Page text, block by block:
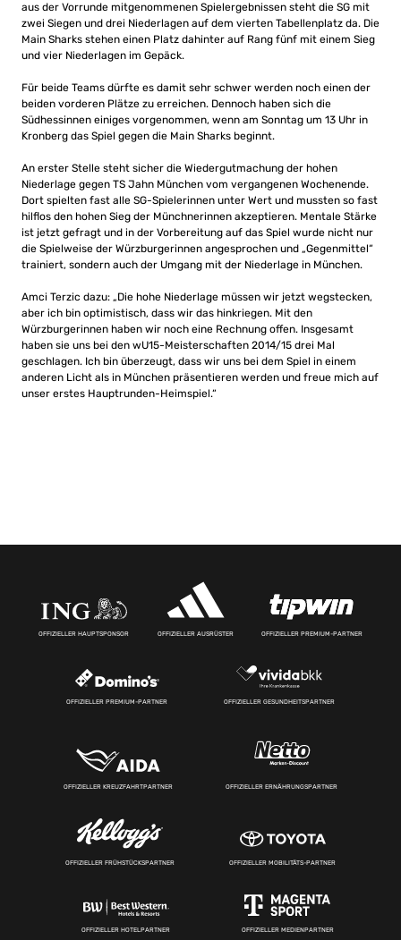
aus der Vorrunde mitgenommenen Spielergebnissen steht die SG mit
zwei Siegen und drei Niederlagen auf dem vierten Tabellenplatz da. Die
Main Sharks stehen einen Platz dahinter auf Rang fünf mit einem Sieg
und vier Niederlagen im Gepäck.
Für beide Teams dürfte es damit sehr schwer werden noch einen der
beiden vorderen Plätze zu erreichen. Dennoch haben sich die
Südhessinnen einiges vorgenommen, wenn am Sonntag um 13 Uhr in
Kronberg das Spiel gegen die Main Sharks beginnt.
An erster Stelle steht sicher die Wiedergutmachung der hohen
Niederlage gegen TS Jahn München vom vergangenen Wochenende.
Dort spielten fast alle SG-Spielerinnen unter Wert und mussten so fast
hilflos den hohen Sieg der Münchnerinnen akzeptieren. Mentale Stärke
ist jetzt gefragt und in der Vorbereitung auf das Spiel wurde nicht nur
die Spielweise der Würzburgerinnen angesprochen und „Gegenmittel“
trainiert, sondern auch der Umgang mit der Niederlage in München.
Amci Terzic dazu: „Die hohe Niederlage müssen wir jetzt wegstecken,
aber ich bin optimistisch, dass wir das hinkriegen. Mit den
Würzburgerinnen haben wir noch eine Rechnung offen. Insgesamt
haben sie uns bei den wU15-Meisterschaften 2014/15 drei Mal
geschlagen. Ich bin überzeugt, dass wir uns bei dem Spiel in einem
anderen Licht als in München präsentieren werden und freue mich auf
unser erstes Hauptrunden-Heimspiel.“
OFFIZIELLER HAUPTSPONSOR OFFIZIELLER AUSRÜSTER OFFIZIELLER PREMIUM-PARTNER
OFFIZIELLER PREMIUM-PARTNER OFFIZIELLER GESUNDHEITSPARTNER
OFFIZIELLER KREUZFAHRTPARTNER OFFIZIELLER ERNÄHRUNGSPARTNER
OFFIZIELLER FRÜHSTÜCKSPARTNER OFFIZIELLER MOBILITÄTS-PARTNER
OFFIZIELLER HOTELPARTNER OFFIZIELLER MEDIENPARTNER